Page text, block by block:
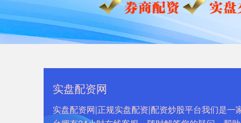
实盘配资网
实盘配资网|正规实盘配资|配资炒股平台我们是